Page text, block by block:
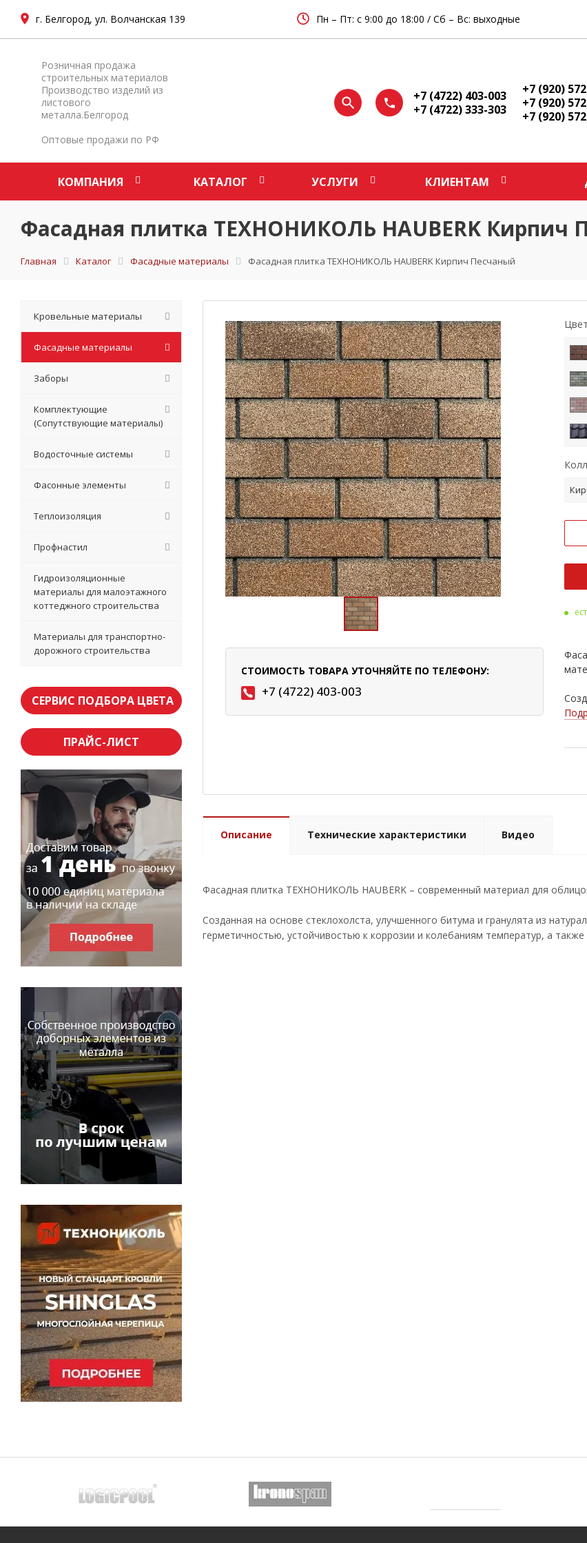
г. Белгород, ул. Волчанская 139 Пн – Пт: с 9:00 до 18:00 / Сб – Вс: выходные
Розничная продажа
строительных материалов
Производство изделий из
листового
металла.Белгород
Оптовые продажи по РФ
+7 (4722) 403-003
+7 (4722) 333-303
+7 (920)
+7 (920)
+7 (920)
КОМПАНИЯ КАТАЛОГ УСЛУГИ КЛИЕНТАМ
Фасадная плитка ТЕХНОНИКОЛЬ HAUBERK Кирпич
Главная Каталог Фасадные материалы Фасадная плитка ТЕХНОНИКОЛЬ HAUBERK Кирпич Песчаный
СТОИМОСТЬ ТОВАРА УТОЧНЯЙТЕ ПО ТЕЛЕФОНУ:
+7 (4722) 403-003
Описание Технические характеристики Видео
Фасадная плитка ТЕХНОНИКОЛЬ HAUBERK – современный материал для
Созданная на основе стеклохолста, улучшенного битума и гранулята из
герметичностью, устойчивостью к коррозии и колебаниям температур, а
Кровельные материалы
Фасадные материалы
Заборы
Комплектующие
(Сопутствующие материалы)
Водосточные системы
Фасонные элементы
Теплоизоляция
Профнастил
Гидроизоляционные
материалы для малоэтажного
коттеджного строительства
Материалы для транспортно-
дорожного строительства
СЕРВИС ПОДБОРА ЦВЕТА
ПРАЙС-ЛИСТ